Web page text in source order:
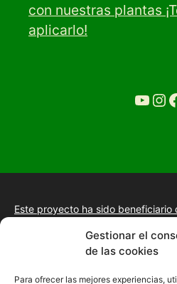
Gestionar el
de las cookies
Para ofrecer las mejores experiencias,
con nuestras plantas
aplicarlo!
Ir a la cuenta deIr a
Este proyecto ha sido beneficiario
Proyecto de desarrollo web y
presencia “Online” mediante la